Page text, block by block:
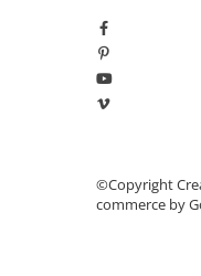
UPS-uri si stabilizatoare
Ventile liniare
Termostate aplicatii
©Copyright
commerce by